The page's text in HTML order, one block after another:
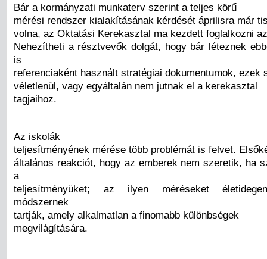
Bár a kormányzati munkaterv szerint a teljes körű
mérési rendszer kialakításának kérdését áprilisra már
volna, az Oktatási Kerekasztal ma kezdett foglalkozni
Nehezítheti a résztvevők dolgát, hogy bár léteznek
is
referenciaként használt stratégiai dokumentumok, ezek
véletlenül, vagy egyáltalán nem jutnak el a kerekasztal
tagjaihoz.
Az iskolák
teljesítményének mérése több problémát is felvet.
általános reakciót, hogy az emberek nem szeretik, ha
a
teljesítményüket; az ilyen méréseket
módszernek
tartják, amely alkalmatlan a finomabb különbségek
megvilágítására.